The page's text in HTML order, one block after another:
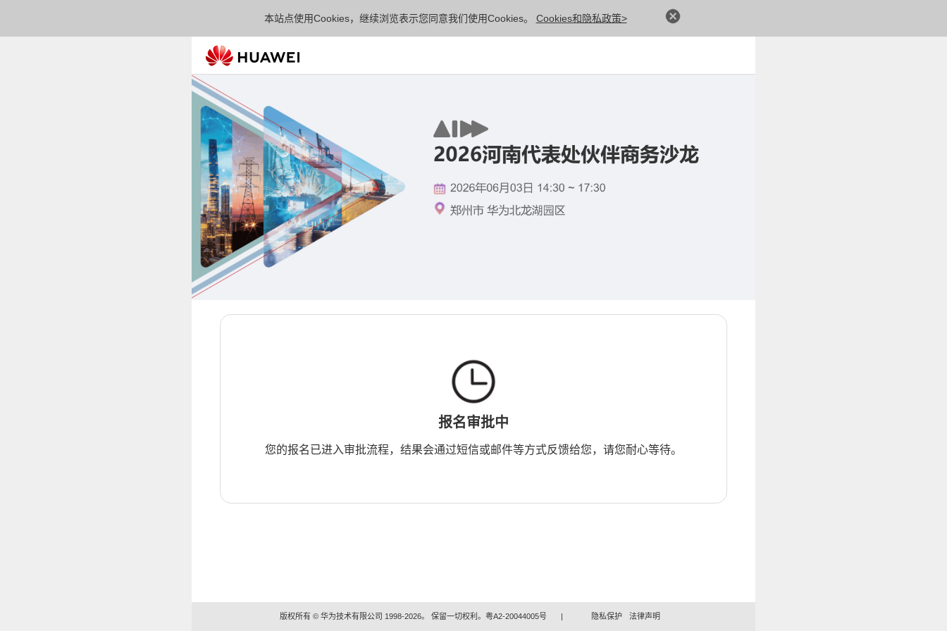
本站点使用Cookies，继续浏览表示您同意我们使用Cookies。 Cookies和隐私政策>
报名审批中
您的报名已进入审批流程，结果会通过短信或邮件等方式反馈给您，请您耐心等待。
版权所有 © 华为技术有限公司 1998-2026。 保留一切权利。粤A2-20044005号 | 隐私保护 法律声明